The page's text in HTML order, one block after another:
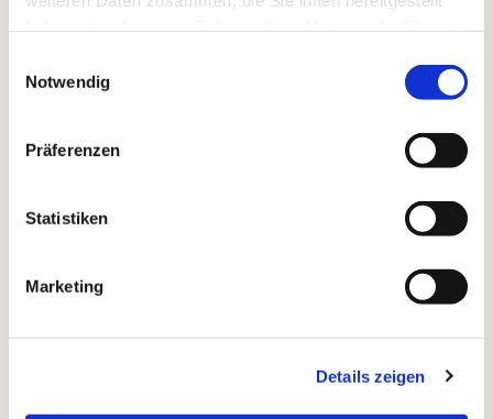
Notwendig
Präferenzen
Statistiken
Marketing
Details zeigen